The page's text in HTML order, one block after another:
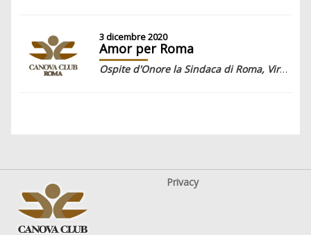
3 dicembre 2020
Amor per Roma
Ospite d'Onore la Sindaca di Roma, Virginia Raggi
Privacy